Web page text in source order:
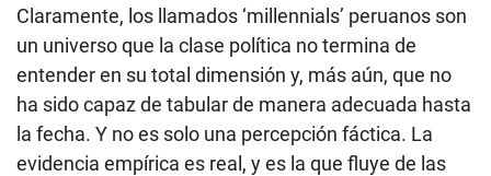
Claramente, los llamados ‘millennials’ peruanos son
un universo que la clase política no termina de
entender en su total dimensión y, más aún, que no
ha sido capaz de tabular de manera adecuada hasta
la fecha. Y no es solo una percepción fáctica. La
evidencia empírica es real, y es la que fluye de las